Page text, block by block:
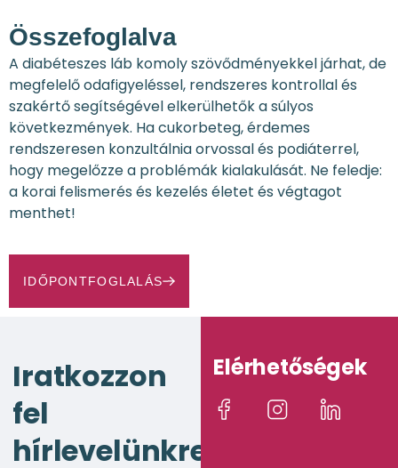
Összefoglalva
A diabéteszes láb komoly szövődményekkel járhat, de
megfelelő odafigyeléssel, rendszeres kontrollal és
szakértő segítségével elkerülhetők a súlyos
következmények. Ha cukorbeteg, érdemes
rendszeresen konzultálnia orvossal és podiáterrel,
hogy megelőzze a problémák kialakulását. Ne feledje:
a korai felismerés és kezelés életet és végtagot
menthet!
IDŐPONTFOGLALÁS
Iratkozzon
fel
hírlevelünkre!
Elérhetőségek